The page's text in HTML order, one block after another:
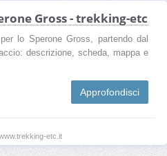
Gross - trekking-etc
lo Sperone Gross, partendo dal
descrizione, scheda, mappa e
Approfondisci
etc.it